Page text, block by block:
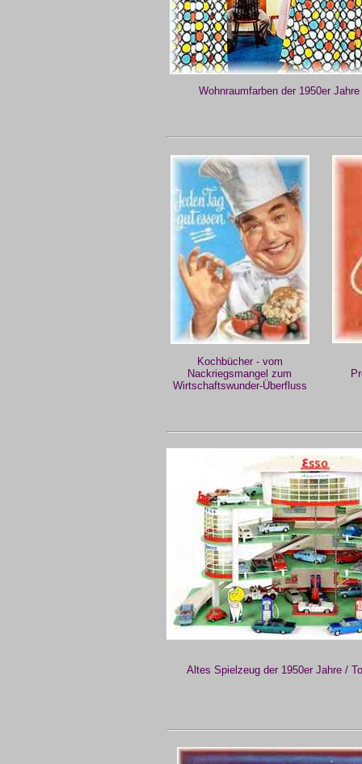
Wohnraumfarben der 1950er Jahre
Kochbücher - vom
Nackriegsmangel zum
Wirtschaftswunder-Überfluss
Altes Spielzeug der 1950er Jahre /